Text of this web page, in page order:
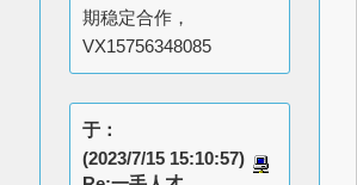
期稳定合作，
VX15756348085
于：
(2023/7/15 15:10:57)